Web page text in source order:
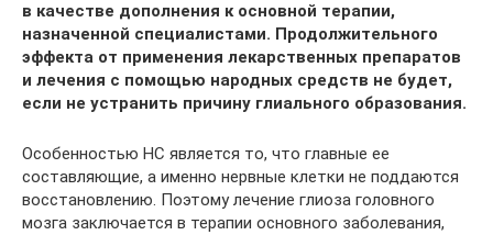
в качестве дополнения к основной терапии,
назначенной специалистами. Продолжительного
эффекта от применения лекарственных препаратов
и лечения с помощью народных средств не будет,
если не устранить причину глиального образования.
Особенностью НС является то, что главные ее
составляющие, а именно нервные клетки не поддаются
восстановлению. Поэтому лечение глиоза головного
мозга заключается в терапии основного заболевания,